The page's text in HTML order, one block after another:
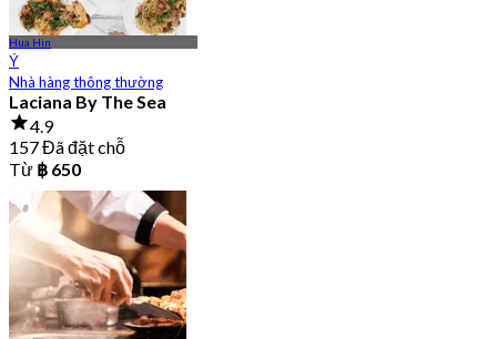
Hua Hin
Ý
Nhà hàng thông thường
Laciana By The Sea
4.9
157 Đã đặt chỗ
Từ ฿ 650